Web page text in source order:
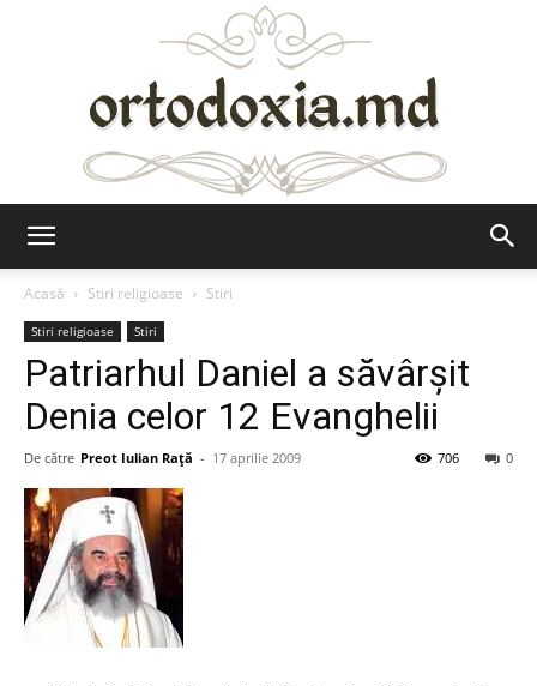
Acasă
Stiri religioase Stiri
Stiri religioase Stiri
Patriarhul Daniel a săvârşit
Denia celor 12 Evanghelii
De către Preot Iulian Raţă - 17 aprilie 2009 0
706